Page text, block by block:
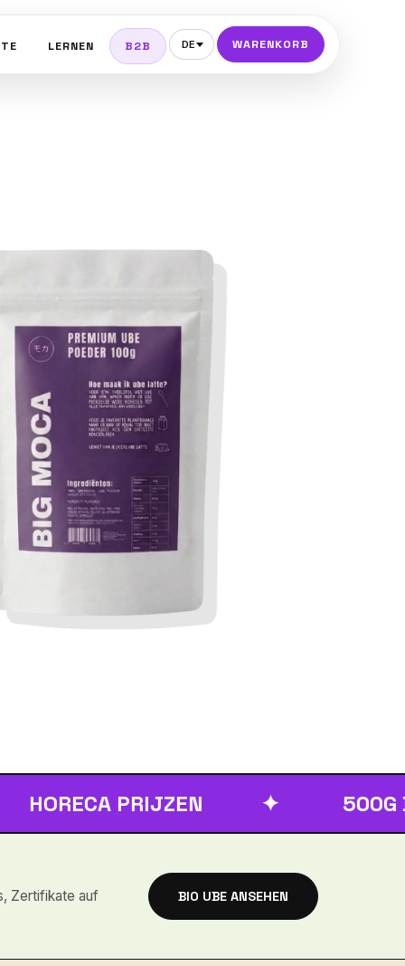
LERNEN B2B DE WARENKORB
PRIJZEN ✦ 500G BULK
Zertifikate auf
BIO UBE ANSEHEN